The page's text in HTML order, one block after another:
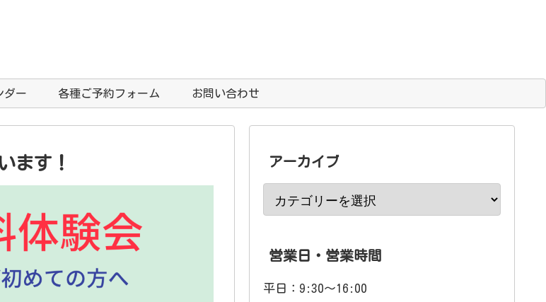
ダー 各種ご予約フォーム お問い合わせ
ます！ アーカイブ
営業日・営業時間
平日：9:30〜16:00